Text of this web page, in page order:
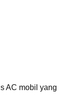
AC mobil yang